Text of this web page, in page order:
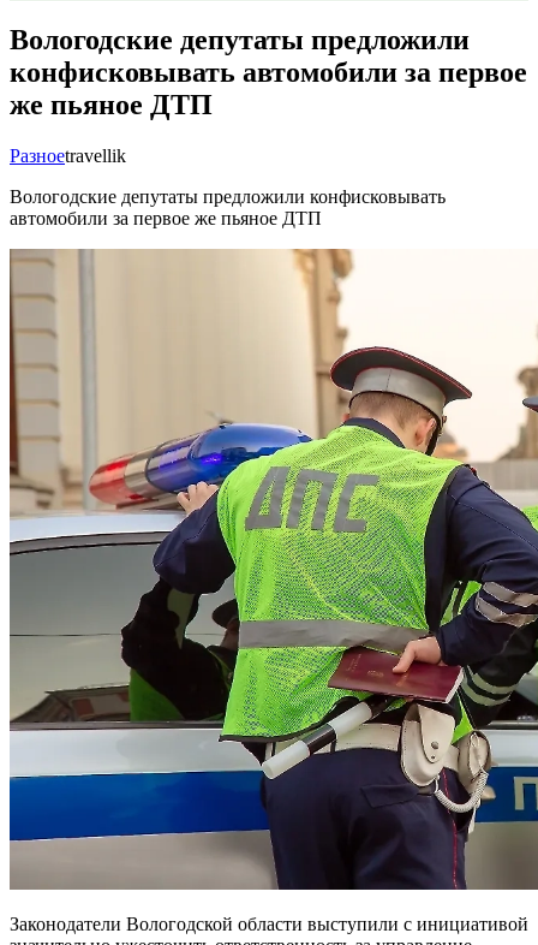
Вологодские депутаты предложили
конфисковывать автомобили за первое
же пьяное ДТП
Разноеtravellik
Вологодские депутаты предложили конфисковывать
автомобили за первое же пьяное ДТП
Законодатели Вологодской области выступили с инициативой